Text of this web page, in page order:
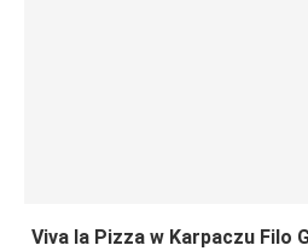
Viva la Pizza w Karpaczu Filo